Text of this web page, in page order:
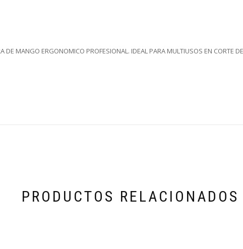
DE MANGO ERGONOMICO PROFESIONAL. IDEAL PARA MULTIUSOS EN CORTE
PRODUCTOS RELACIONADOS